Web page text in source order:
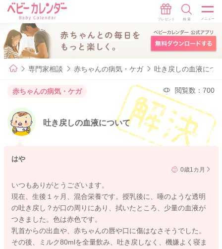
専門家相談 赤ちゃんの病気・ケガ 吐き戻しの血液につ
赤ちゃんの病気・ケガ 閲覧数：700
吐き戻しの血液について
はや
0歳1カ月
いつもありがとうございます。
現在、生後１ヶ月、混合栄養です。授乳後に、唾のような透明
の吐き戻し？が口の周りにあり、拭いたところ、少量の血液が
つきました。色は赤色です。
乳首からの出血や、赤ちゃんの唇や口に傷はなさそうでした。
その後、ミルク80mlを全量飲み、吐き戻しなく、機嫌よく寝ま